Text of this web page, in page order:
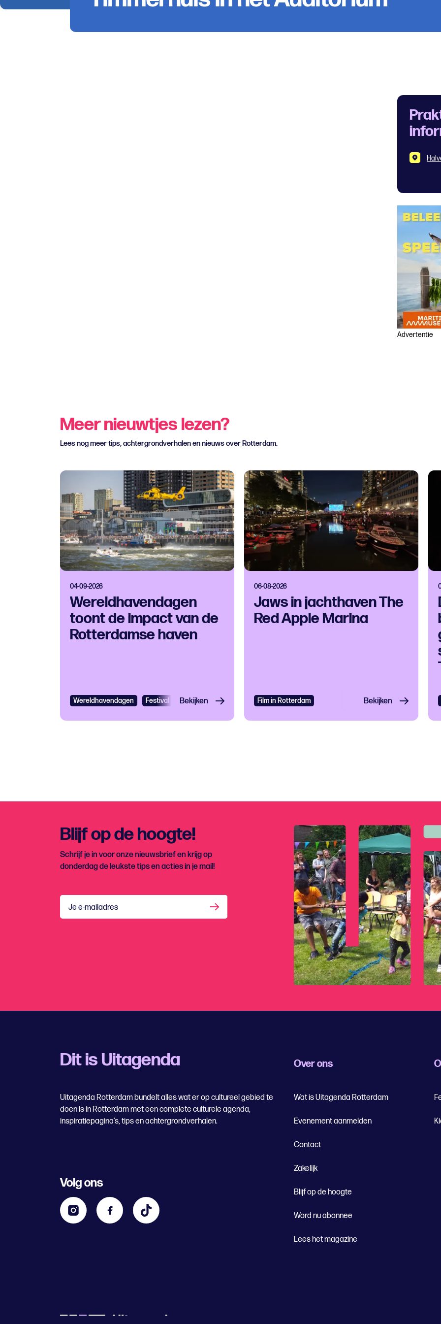
Advertentie
Meer nieuwtjes lezen?
Lees nog meer tips, achtergrondverhalen en nieuws over Rotterdam.
04-09-2026
Wereldhavendagen
toont de impact van de
Rotterdamse haven
Wereldhavendagen Festival Gratis Festival Grootstedelijk evenement Open dag
Bekijken
06-08-2026
Jaws in jachthaven The
Red Apple Marina
Film in Rotterdam Bekijken
Blijf op de hoogte!
Schrijf je in voor onze nieuwsbrief en krijg op
donderdag de leukste tips en acties in je mail!
Je e-mailadres
Dit is Uitagenda
Uitagenda Rotterdam bundelt alles wat er op cultureel gebied te
doen is in Rotterdam met een complete culturele agenda,
inspiratiepagina’s, tips en achtergrondverhalen.
Volg ons
Over ons
Wat is Uitagenda Rotterdam
Evenement aanmelden
Contact
Zakelijk
Blijf op de hoogte
Word nu abonnee
Lees het magazine